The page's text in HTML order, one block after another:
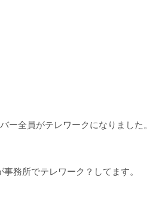
ー全員がテレワークになりました。
務所でテレワーク？してます。